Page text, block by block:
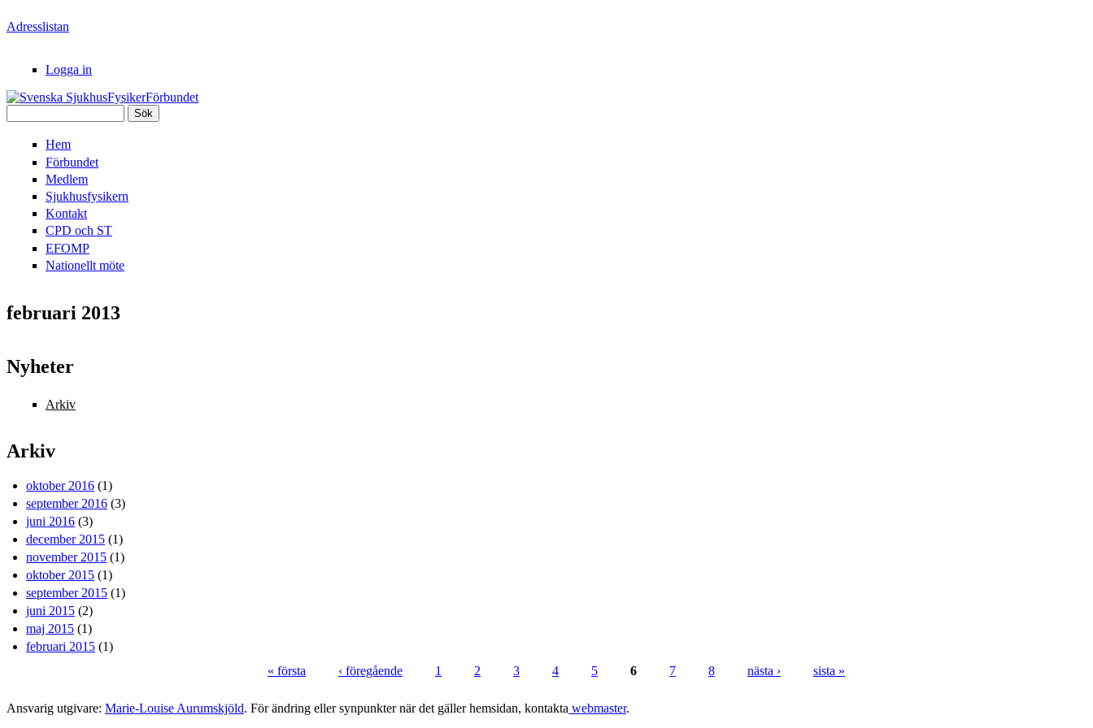
Adresslistan
Logga in
SjukhusFysikerFörbundet
Hem
Förbundet
Medlem
Sjukhusfysikern
Kontakt
CPD och ST
EFOMP
Nationellt möte
februari 2013
Nyheter
Arkiv
Arkiv
oktober 2016 (1)
september 2016 (3)
juni 2016 (3)
december 2015 (1)
november 2015 (1)
oktober 2015 (1)
september 2015 (1)
juni 2015 (2)
maj 2015 (1)
februari 2015 (1)
« första ‹ föregående 1 2 3 4 5 6 7 8 nästa › sista »
Ansvarig utgivare: Marie-Louise Aurumskjöld. För ändring eller synpunkter när det gäller hemsidan, kontakta webmaster.